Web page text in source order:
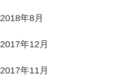
2018年8月
2017年12月
2017年11月